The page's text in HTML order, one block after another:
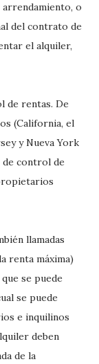
o
del contrato de
el alquiler,
de rentas. De
(California, el
y Nueva York
de control de
llamadas
renta máxima)
se puede
se puede
e inquilinos
deben
de la